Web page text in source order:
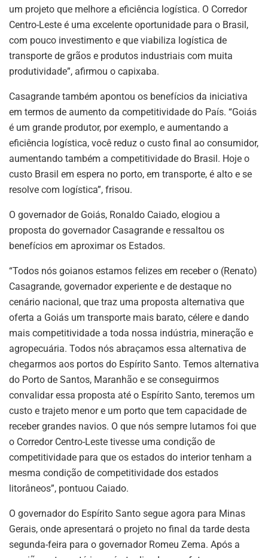
um projeto que melhore a eficiência logística. O Corredor
Centro-Leste é uma excelente oportunidade para o Brasil,
com pouco investimento e que viabiliza logística de
transporte de grãos e produtos industriais com muita
produtividade”, afirmou o capixaba.
Casagrande também apontou os benefícios da iniciativa
em termos de aumento da competitividade do País. “Goiás
é um grande produtor, por exemplo, e aumentando a
eficiência logística, você reduz o custo final ao consumidor,
aumentando também a competitividade do Brasil. Hoje o
custo Brasil em espera no porto, em transporte, é alto e se
resolve com logística”, frisou.
O governador de Goiás, Ronaldo Caiado, elogiou a
proposta do governador Casagrande e ressaltou os
benefícios em aproximar os Estados.
“Todos nós goianos estamos felizes em receber o (Renato)
Casagrande, governador experiente e de destaque no
cenário nacional, que traz uma proposta alternativa que
oferta a Goiás um transporte mais barato, célere e dando
mais competitividade a toda nossa indústria, mineração e
agropecuária. Todos nós abraçamos essa alternativa de
chegarmos aos portos do Espírito Santo. Temos alternativa
do Porto de Santos, Maranhão e se conseguirmos
convalidar essa proposta até o Espírito Santo, teremos um
custo e trajeto menor e um porto que tem capacidade de
receber grandes navios. O que nós sempre lutamos foi que
o Corredor Centro-Leste tivesse uma condição de
competitividade para que os estados do interior tenham a
mesma condição de competitividade dos estados
litorâneos”, pontuou Caiado.
O governador do Espírito Santo segue agora para Minas
Gerais, onde apresentará o projeto no final da tarde desta
segunda-feira para o governador Romeu Zema. Após a